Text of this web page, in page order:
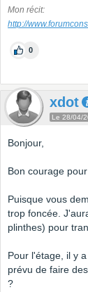
Mon récit:
http://
0
xdot
Le 28/04/
Bonjour,
Bon courage
Puisque vous
trop foncée.
plinthes) pour
Pour l'étage, il y
prévu de faire des
?